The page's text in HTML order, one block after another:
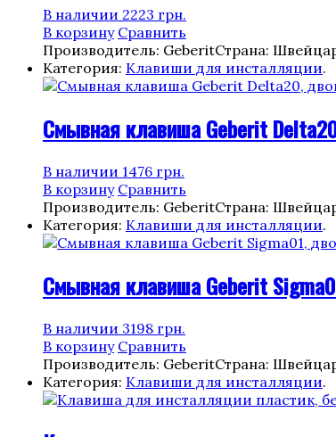
В наличии 2223 грн.
В корзину Сравнить
Производитель: GeberitСтрана:
Категория: Клавиши для инсталляции.
Смывная клавиша Geberit
В наличии 1476 грн.
В корзину Сравнить
Производитель: GeberitСтрана:
Категория: Клавиши для инсталляции.
Смывная клавиша Geberit
В наличии 3198 грн.
В корзину Сравнить
Производитель: GeberitСтрана:
Категория: Клавиши для инсталляции.